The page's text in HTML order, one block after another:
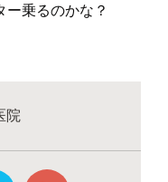
ー乗るのかな？
院